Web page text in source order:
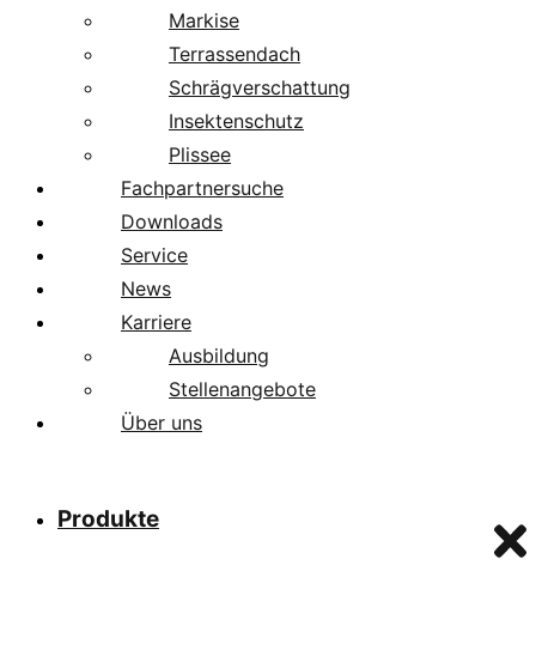
Markise
Terrassendach
Schrägverschattung
Insektenschutz
Plissee
Fachpartnersuche
Downloads
Service
News
Karriere
Ausbildung
Stellenangebote
Über uns
Produkte